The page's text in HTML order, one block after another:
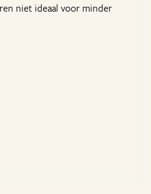
niet ideaal voor minder